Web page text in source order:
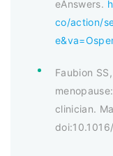
eAnswers.
co/action/
Faubion
clinician.